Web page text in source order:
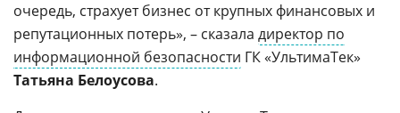
очередь, страхует бизнес от крупных финансовых и
репутационных потерь», – сказала директор по
информационной безопасности ГК «УльтимаТек»
Татьяна Белоусова.